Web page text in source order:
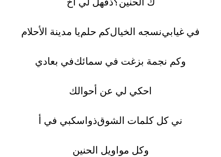
يا مدينة الأحلامكم حلمنسجه الخيالفي غيابي
وكم نجمة بزغت في سمائكفي بعادي
احكي لي عن أحوالك
واسكبي في أذني كل كلمات الشوق
وكل مواويل الحنين